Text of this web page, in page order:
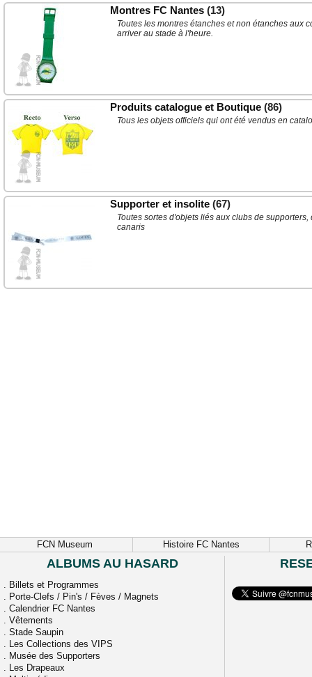
Montres FC Nantes (13)
Toutes les montres étanches et non étanches aux
arriver au stade à l'heure.
Produits catalogue et Boutique (86)
Tous les objets officiels qui ont été vendus en
Supporter et insolite (67)
Toutes sortes d'objets liés aux clubs de
canaris
FCN Museum Histoire FC Nantes
ALBUMS AU HASARD
. Billets et Programmes
. Porte-Clefs / Pin's / Fèves / Magnets
. Calendrier FC Nantes
. Vêtements
. Stade Saupin
. Les Collections des VIPS
. Musée des Supporters
. Les Drapeaux